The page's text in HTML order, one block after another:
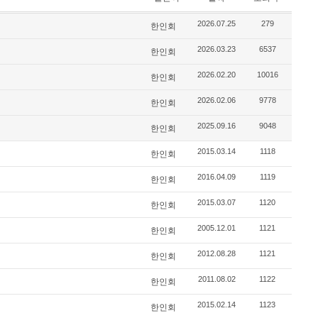
한인회 2026.07.25 279
한인회 2026.03.23 6537
한인회 2026.02.20 10016
한인회 2026.02.06 9778
한인회 2025.09.16 9048
한인회 2015.03.14 1118
한인회 2016.04.09 1119
한인회 2015.03.07 1120
한인회 2005.12.01 1121
한인회 2012.08.28 1121
한인회 2011.08.02 1122
한인회 2015.02.14 1123